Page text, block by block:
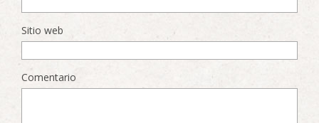
Sitio web
Comentario